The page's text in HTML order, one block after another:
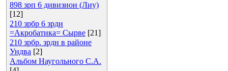
898 зрп 6 дивизион (Лиу)
[12]
210 зрбр 6 зрдн
=Акробатика= Сырве [21]
210 зрбр. зрдн в районе
Ундва [2]
Альбом Наугольного С.А.